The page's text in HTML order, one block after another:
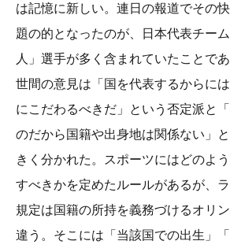
は記憶に新しい。連日の報道でその
題の的となったのが、日本代表チー
人」選手が多く含まれていたことで
世間の意見は「国を代表するからに
にこだわるべきだ」という否定派と
のだから国籍や出身地は関係ない」
きく分かれた。スポーツにはどのよ
すべきかを定めたルールがあるが、
規定は国籍の所持を義務づけるオリ
違う。そこには「当該国での出生」